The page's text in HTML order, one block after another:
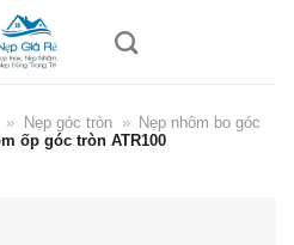
» Nẹp góc tròn » Nẹp nhôm bo góc
ốp góc tròn ATR100